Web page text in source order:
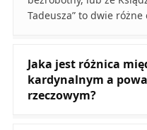
Tadeusza” to dwie różne
Jaka jest różnica
kardynalnym a
rzeczowym?